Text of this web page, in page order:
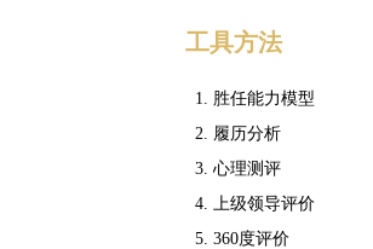
工具方法
1. 胜任能力模型
2. 履历分析
3. 心理测评
4. 上级领导评价
5. 360度评价